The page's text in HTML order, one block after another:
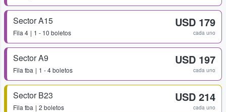
Sector A15
Fila 4 1 - 10 boletos
USD 179
cada uno
Sector A9
Fila tba 1 - 4 boletos
USD 197
cada uno
Sector B23
Fila tba 2 boletos
USD 214
cada uno